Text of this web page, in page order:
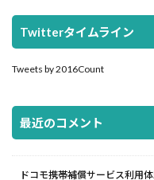
Twitterタイムライン
Tweets by 2016Count
最近のコメント
ドコモ携帯補償サービス利用